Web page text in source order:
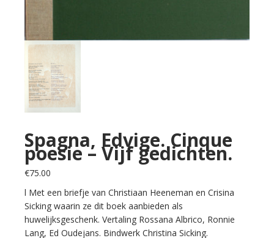
Spagna, Edvige. Cinque
poesie – Vijf gedichten.
€75.00
l Met een briefje van Christiaan Heeneman en Crisina
Sicking waarin ze dit boek aanbieden als
huwelijksgeschenk. Vertaling Rossana Albrico, Ronnie
Lang, Ed Oudejans. Bindwerk Christina Sicking.